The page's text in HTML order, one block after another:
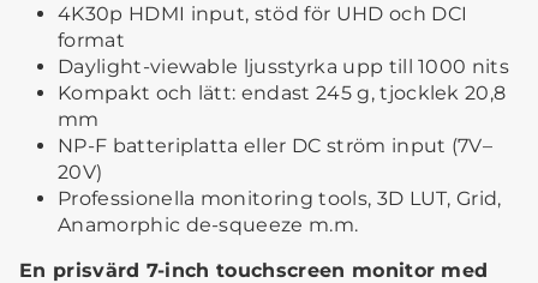
4K30p HDMI input, stöd för UHD och DCI
format
Daylight-viewable ljusstyrka upp till 1000 nits
Kompakt och lätt: endast 245 g, tjocklek 20,8
mm
NP-F batteriplatta eller DC ström input (7V–
20V)
Professionella monitoring tools, 3D LUT, Grid,
Anamorphic de-squeeze m.m.
En prisvärd 7-inch touchscreen monitor med